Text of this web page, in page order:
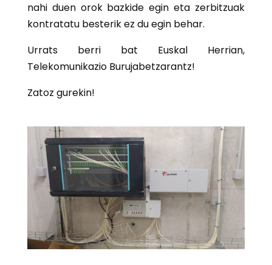
nahi duen orok bazkide egin eta zerbitzuak
kontratatu besterik ez du egin behar.
Urrats berri bat Euskal Herrian,
Telekomunikazio Burujabetzarantz!
Zatoz gurekin!